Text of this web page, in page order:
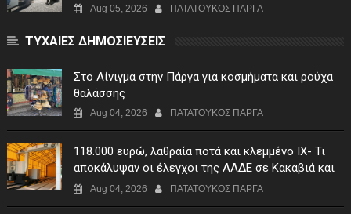
Aug 05, 2026 ΠΑΤΑΤΟΥΚΟΣ ΠΑΡΓΑ
ΤΥΧΑΙΕΣ ΔΗΜΟΣΙΕΥΣΕΙΣ
Στο Αίνιγμα στην Πάργα για κοσμήματα και ρούχα
θαλάσσης
Aug 04, 2026 ΠΑΤΑΤΟΥΚΟΣ ΠΑΡΓΑ
118.000 ευρώ, λαθραία ποτά και κλεμμένο ΙΧ- Τι
αποκάλυψαν οι έλεγχοι της ΑΑΔΕ σε Κακαβιά και
Μαυρομάτι
Aug 04, 2026 ΠΑΤΑΤΟΥΚΟΣ ΠΑΡΓΑ